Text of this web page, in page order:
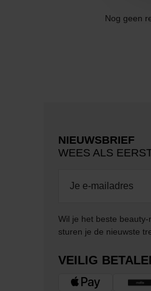
Nog geen
NIEUWSBRIEF
WEES ALS
Wil je het beste
sturen je de nieuwste
VEILIG